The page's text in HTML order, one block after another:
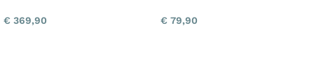
€ 369,90 € 79,90